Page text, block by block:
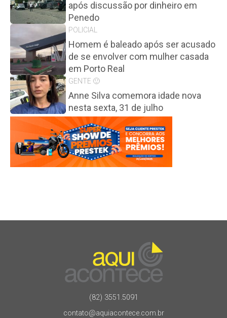
após discussão por dinheiro em
Penedo
POLICIAL
Homem é baleado após ser acusado
de se envolver com mulher casada
em Porto Real
GENTE 🙂
Anne Silva comemora idade nova
nesta sexta, 31 de julho
(82) 3551.5091
contato@aquiacontece.com.br